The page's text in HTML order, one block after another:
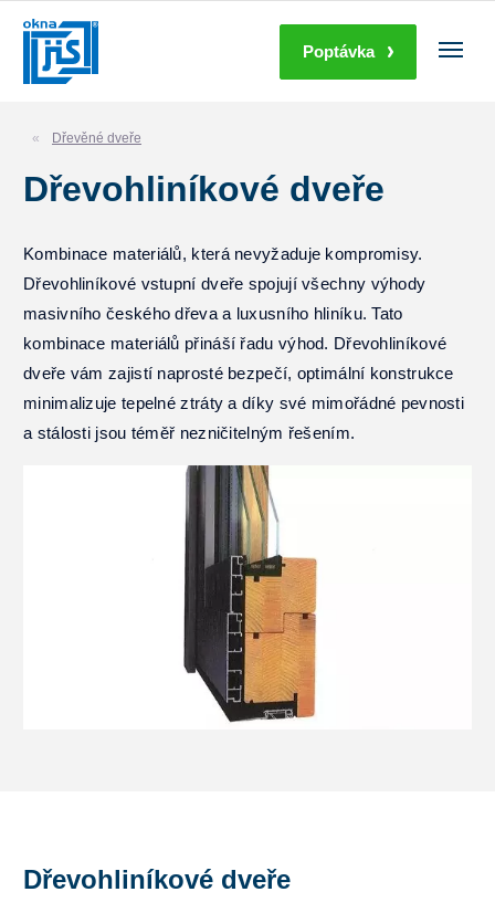
Poptávka
Dřevěné dveře
Dřevohliníkové dveře
Kombinace materiálů, která nevyžaduje kompromisy.
Dřevohliníkové vstupní dveře spojují všechny výhody
masivního českého dřeva a luxusního hliníku. Tato
kombinace materiálů přináší řadu výhod. Dřevohliníkové
dveře vám zajistí naprosté bezpečí, optimální konstrukce
minimalizuje tepelné ztráty a díky své mimořádné pevnosti
a stálosti jsou téměř nezničitelným řešením.
Dřevohliníkové dveře